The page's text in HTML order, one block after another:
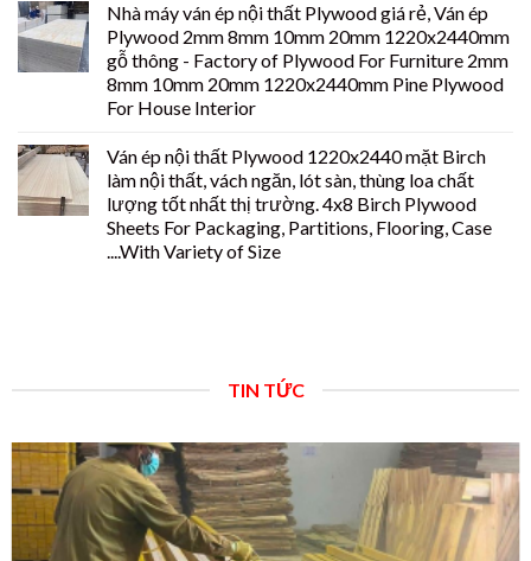
Nhà máy ván ép nội thất Plywood giá rẻ, Ván ép
Plywood 2mm 8mm 10mm 20mm 1220x2440mm
gỗ thông - Factory of Plywood For Furniture 2mm
8mm 10mm 20mm 1220x2440mm Pine Plywood
For House Interior
Ván ép nội thất Plywood 1220x2440 mặt Birch
làm nội thất, vách ngăn, lót sàn, thùng loa chất
lượng tốt nhất thị trường. 4x8 Birch Plywood
Sheets For Packaging, Partitions, Flooring, Case
....With Variety of Size
TIN TỨC